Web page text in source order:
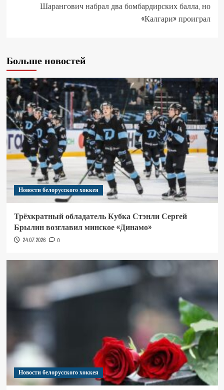
Шарангович набрал два бомбардирских балла, но
«Калгари» проиграл
Больше новостей
Новости белорусского хоккея
Трёхкратный обладатель Кубка Стэнли Сергей
Брылин возглавил минское «Динамо»
24.07.2026 0
Новости белорусского хоккея